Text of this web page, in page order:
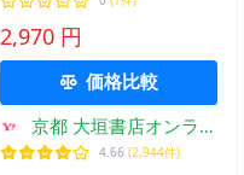
2,970 円
価格比較
京都 大垣書店オンライ
ン
4.66 (2,944件)